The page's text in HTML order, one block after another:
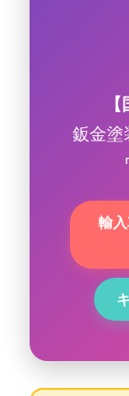
鈑金塗
輸